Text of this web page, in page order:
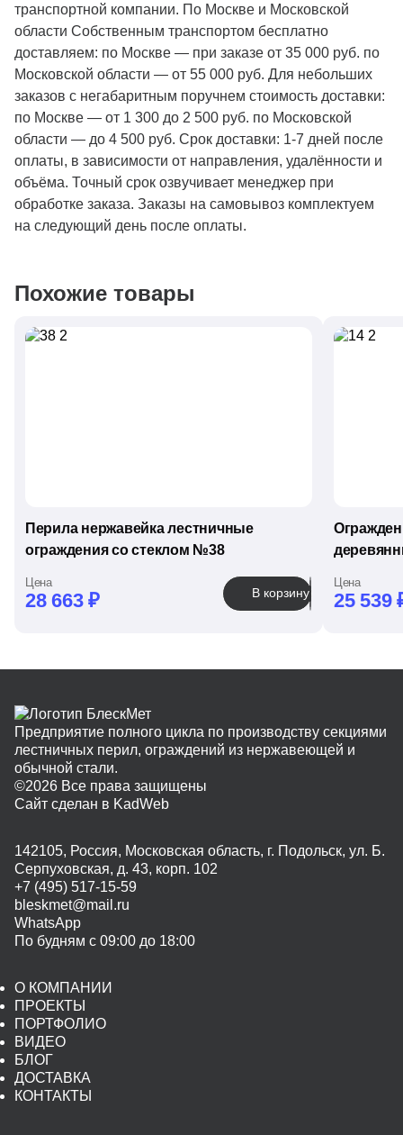
транспортной компании. По Москве и Московской
области Собственным транспортом бесплатно
доставляем: по Москве — при заказе от 35 000 руб. по
Московской области — от 55 000 руб. Для небольших
заказов с негабаритным поручнем стоимость доставки:
по Москве — от 1 300 до 2 500 руб. по Московской
области — до 4 500 руб. Срок доставки: 1-7 дней после
оплаты, в зависимости от направления, удалённости и
объёма. Точный срок озвучивает менеджер при
обработке заказа. Заказы на самовывоз комплектуем
на следующий день после оплаты.
Похожие товары
Перила нержавейка лестничные
ограждения со стеклом №38
Цена
28 663₽ В корзину
Цена
25 539
Предприятие полного цикла по производству секциями
лестничных перил, ограждений из нержавеющей и
обычной стали.
©2026 Все права защищены
Сайт сделан в KadWeb
142105, Россия, Московская область, г. Подольск, ул. Б.
Серпуховская, д. 43, корп. 102
+7 (495) 517-15-59
bleskmet@mail.ru
WhatsApp
По будням с 09:00 до 18:00
О КОМПАНИИ
ПРОЕКТЫ
ПОРТФОЛИО
ВИДЕО
БЛОГ
ДОСТАВКА
КОНТАКТЫ